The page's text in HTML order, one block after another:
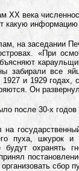
ХХ века
информацию
на заседании
«При
забирали все
и 1929 годах,
Он
после 30-х
пуха, шкурок
охранять
сбор